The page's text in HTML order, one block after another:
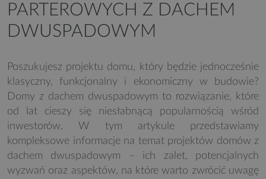
PARTEROWYCH Z DACHEM
DWUSPADOWYM
Poszukujesz projektu domu, który będzie jednocześnie
klasyczny, funkcjonalny i ekonomiczny w budowie?
Domy z dachem dwuspadowym to rozwiązanie, które
od lat cieszy się niesłabnącą popularnością wśród
inwestorów. W tym artykule przedstawiamy
kompleksowe informacje na temat projektów domów z
dachem dwuspadowym – ich zalet, potencjalnych
wyzwań oraz aspektów, na które warto zwrócić uwagę